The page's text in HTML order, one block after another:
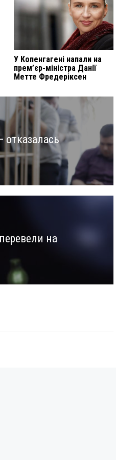
У Копенгагені напали на
прем’єр-міністра Данії
Метте Фредеріксен
на